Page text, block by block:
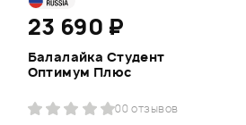
23 690 ₽
Балалайка Студент
Оптимум Плюс
00 отзывов